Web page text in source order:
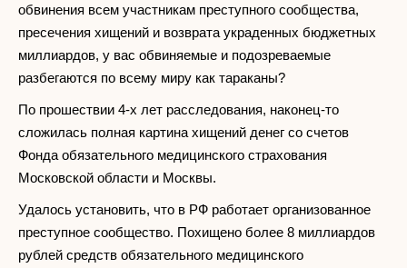
обвинения всем участникам преступного сообщества,
пресечения хищений и возврата украденных бюджетных
миллиардов, у вас обвиняемые и подозреваемые
разбегаются по всему миру как тараканы?
По прошествии 4-х лет расследования, наконец-то
сложилась полная картина хищений денег со счетов
Фонда обязательного медицинского страхования
Московской области и Москвы.
Удалось установить, что в РФ работает организованное
преступное сообщество. Похищено более 8 миллиардов
рублей средств обязательного медицинского